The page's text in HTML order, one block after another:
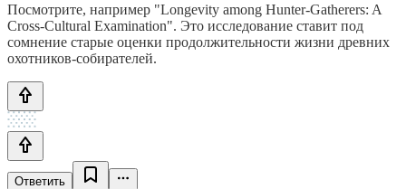
Посмотрите, например "Longevity among Hunter-Gatherers: A
Cross-Cultural Examination". Это исследование ставит под
сомнение старые оценки продолжительности жизни древних
охотников-собирателей.
Ответить